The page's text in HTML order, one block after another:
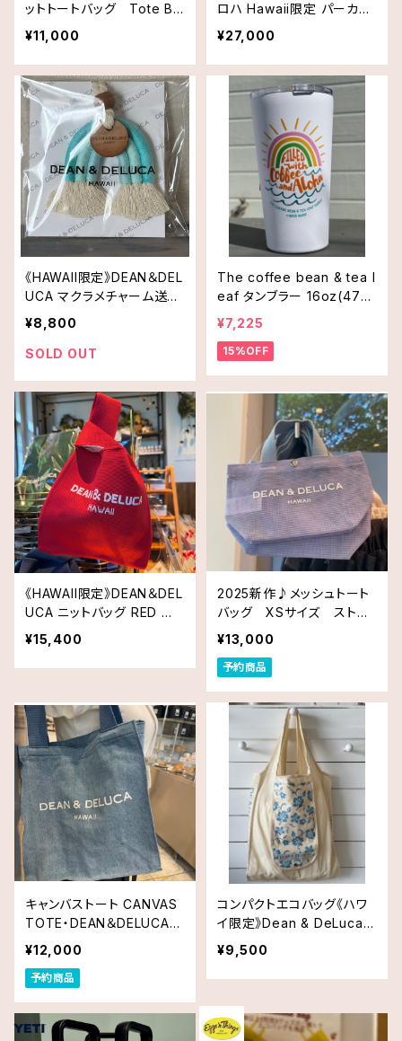
ットトートバッグ Tote Ba
g・パイナップル
¥11,000
ロハ Hawaii限定 パーカー
M
¥27,000
《HAWAII限定》DEAN＆DEL
UCA マクラメチャーム送料
無料
¥8,800
SOLD OUT
The coffee bean & tea l
eaf タンブラー 16oz(473
ml)・Coffee and Alohaオ
レンジ
¥7,225
15%OFF
《HAWAII限定》DEAN＆DEL
UCA ニットバッグ RED 送
料無料
¥15,400
2025新作♪メッシュトート
バッグ XSサイズ ストラ
ップ付き《HAWAII限定》DE
AN＆DELUCA ディーン＆デ
ルーカ ハワイ 送料無料
¥13,000
予約商品
キャンバストート CANVAS
TOTE・DEAN＆DELUCA
ディーン＆デルーカ ハワイ
リッツカールトン限定
¥12,000
予約商品
コンパクトエコバッグ《ハワ
イ限定》Dean & DeLuca
ディーンアンドデルーカ S
hopping Bag ハイビスカ
スブルー
¥9,500